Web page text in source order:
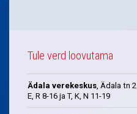
Tule verd loovutama
Ädala verekeskus, Ädala tn 2
E, R 8-16 ja T, K, N 11-19